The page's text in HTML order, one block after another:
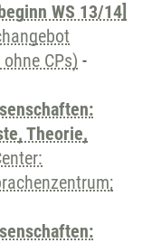
WS 13/14]
CPs) -
Theorie,